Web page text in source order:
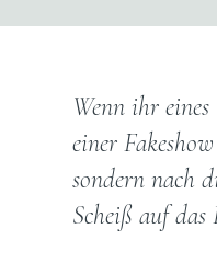
Wenn ihr
einer
sondern nach
Scheiß auf